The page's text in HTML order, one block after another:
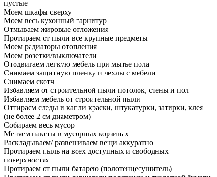
пустые
Моем шкафы сверху
Моем весь кухонный гарнитур
Отмываем жировые отложения
Протираем от пыли все крупные предметы
Моем радиаторы отопления
Моем розетки/выключатели
Отодвигаем легкую мебель при мытье пола
Снимаем защитную пленку и чехлы с мебели
Снимаем скотч
Избавляем от строительной пыли потолок, стены и пол
Избавляем мебель от строительной пыли
Оттираем следы и капли краски, штукатурки, затирки, клея
(не более 2 см диаметром)
Собираем весь мусор
Меняем пакеты в мусорных корзинах
Раскладываем/ развешиваем вещи аккуратно
Протираем пыль на всех доступных и свободных
поверхностях
Протираем от пыли батарею (полотенцесушитель)